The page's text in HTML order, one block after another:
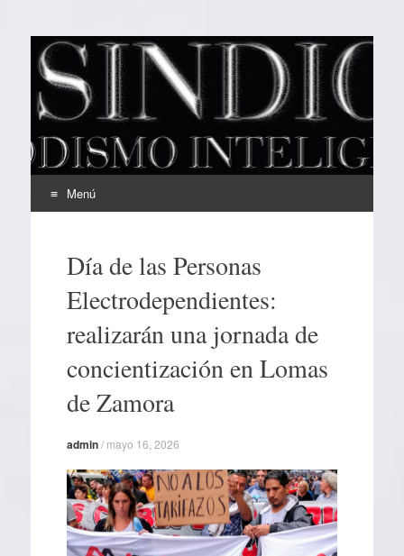
EL SINDICAL
Periodismo Inteligente
Menú
contenidoDía de las Personas
Electrodependientes:
realizarán una jornada de
concientización en Lomas
de Zamora
admin/ mayo 16, 2026